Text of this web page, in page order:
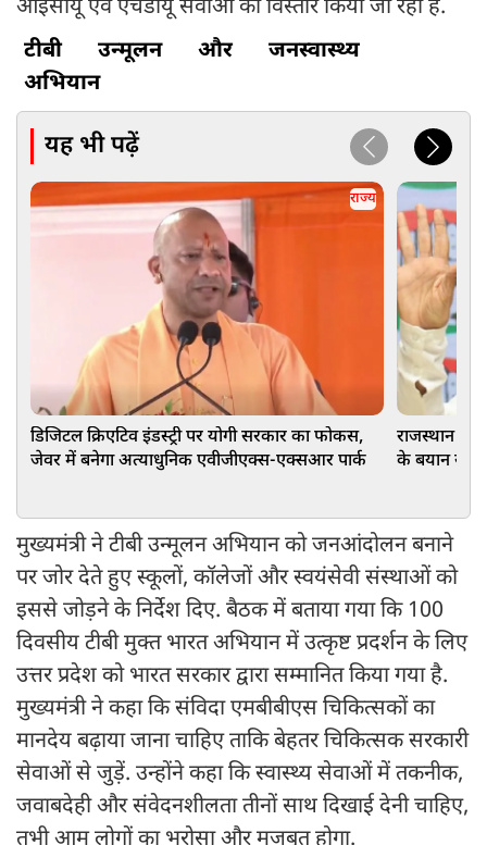
आईसीयू एवं एचडीयू सेवाओं का विस्तार किया जा रहा है.
टीबी
उन्मूलन और
जनस्वास्थ्य
अभियान
यह भी पढ़ें
राज्य
डिजिटल क्रिएटिव इंडस्ट्री पर योगी सरकार का फोकस,
जेवर में बनेगा अत्याधुनिक एवीजीएक्स-एक्सआर पार्क
राजस्थान
के बयान से
मुख्यमंत्री ने टीबी उन्मूलन अभियान को जनआंदोलन बनाने
पर जोर देते हुए स्कूलों, कॉलेजों और स्वयंसेवी संस्थाओं को
इससे जोड़ने के निर्देश दिए. बैठक में बताया गया कि 100
दिवसीय टीबी मुक्त भारत अभियान में उत्कृष्ट प्रदर्शन के लिए
उत्तर प्रदेश को भारत सरकार द्वारा सम्मानित किया गया है.
मुख्यमंत्री ने कहा कि संविदा एमबीबीएस चिकित्सकों का
मानदेय बढ़ाया जाना चाहिए ताकि बेहतर चिकित्सक सरकारी
सेवाओं से जुड़ें. उन्होंने कहा कि स्वास्थ्य सेवाओं में तकनीक,
जवाबदेही और संवेदनशीलता तीनों साथ दिखाई देनी चाहिए,